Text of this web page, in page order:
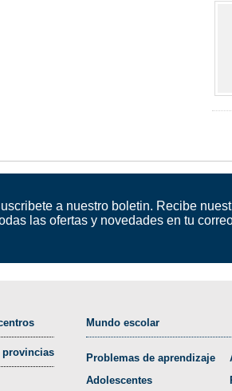
a nuestro boletin. Recibe
las ofertas y novedades en tu
provincias
Mundo escolar
Problemas de aprendizaje
Adolescentes